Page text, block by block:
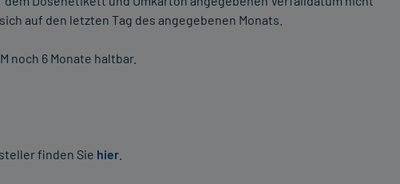
auf den letzten Tag des angegebenen Monats.
noch 6 Monate haltbar.
finden Sie hier